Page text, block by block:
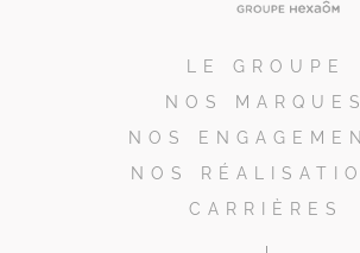
LE GROUPE
NOS MARQUES
NOS
NOS
CARRIÈRES